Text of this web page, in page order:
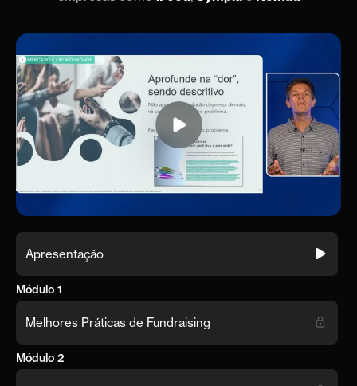
Apresentação
Módulo 1
Melhores Práticas de Fundraising
Módulo 2